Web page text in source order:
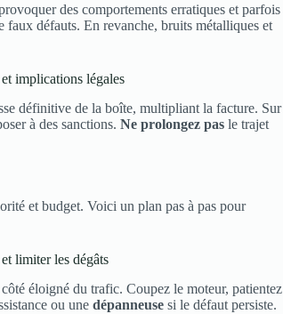
des comportements erratiques et parfois
faux défauts. En revanche, bruits métalliques et
implications légales
définitive de la boîte, multipliant la facture. Sur
à des sanctions. Ne prolongez pas le trajet
et budget. Voici un plan pas à pas pour
limiter les dégâts
éloigné du trafic. Coupez le moteur, patientez
ou une dépanneuse si le défaut persiste.